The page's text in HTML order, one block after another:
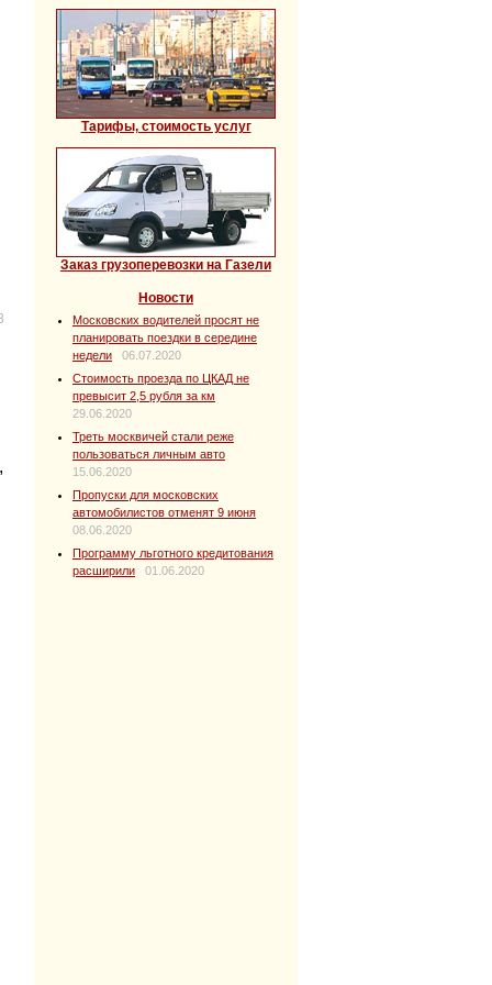
Тарифы, стоимость услуг
Заказ грузоперевозки на Газели
Новости
Московских водителей просят не
планировать поездки в середине
недели
06.07.2020
Стоимость проезда по ЦКАД не
превысит 2,5 рубля за км
29.06.2020
Треть москвичей стали реже
пользоваться личным авто
15.06.2020
Пропуски для московских
автомобилистов отменят 9 июня
08.06.2020
Программу льготного кредитования
расширили
01.06.2020